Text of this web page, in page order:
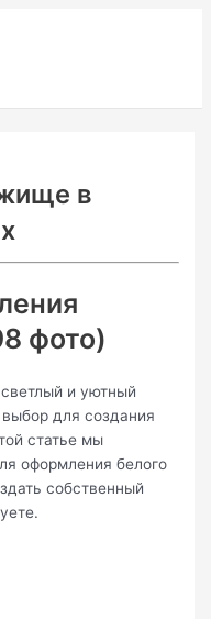
в
фото)
и уютный
для создания
статье мы
оформления белого
собственный